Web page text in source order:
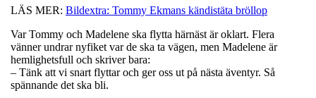
LÄS MER: Bildextra: Tommy Ekmans kändistäta bröllop
Var Tommy och Madelene ska flytta härnäst är oklart. Flera
vänner undrar nyfiket var de ska ta vägen, men Madelene är
hemlighetsfull och skriver bara:
– Tänk att vi snart flyttar och ger oss ut på nästa äventyr. Så
spännande det ska bli.